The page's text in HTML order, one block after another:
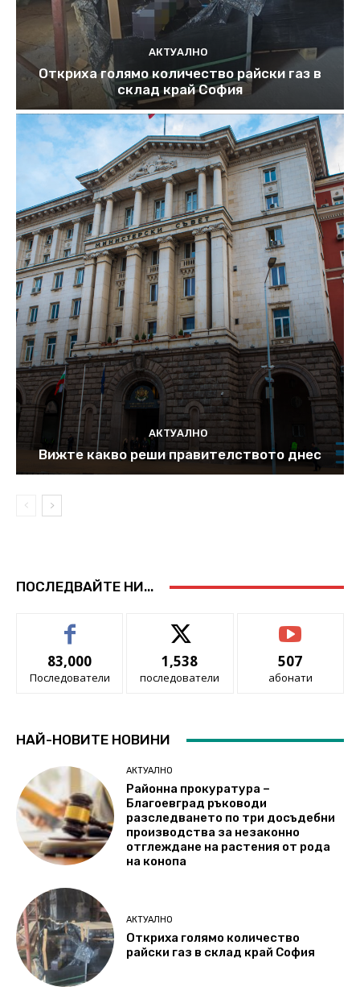
АКТУАЛНО
Откриха голямо количество райски газ в
склад край София
АКТУАЛНО
Вижте какво реши правителството днес
ПОСЛЕДВАЙТЕ НИ...
83,000
Последователи
1,538
последователи
507
абонати
НАЙ-НОВИТЕ НОВИНИ
АКТУАЛНО
Районна прокуратура –
Благоевград ръководи
разследването по три досъдебни
производства за незаконно
отглеждане на растения от рода
на конопа
АКТУАЛНО
Откриха голямо количество
райски газ в склад край София